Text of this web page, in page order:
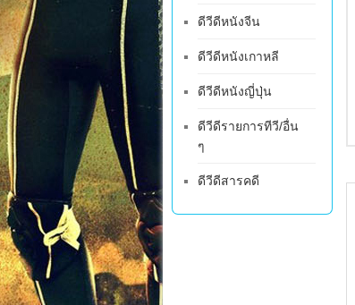
ดีวีดีหนังจีน
ดีวีดีหนังเกาหลี
ดีวีดีหนังญี่ปุ่น
ดีวีดีรายการทีวี/อื่น
ๆ
ดีวีดีสารคดี